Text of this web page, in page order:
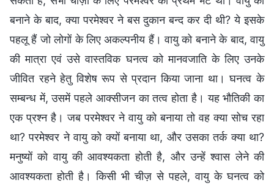
बनाने के बाद, क्या परमेश्वर ने बस दुकान बन्द कर दी थी? ये इसके
पहलू हैं जो लोगों के लिए अकल्पनीय हैं। वायु को बनाने के बाद, वायु
की मात्रा एवं उसे वास्तविक घनत्व को मानवजाति के लिए उनके
जीवित रहने हेतु विशेष रूप से प्रदान किया जाना था। घनत्व के
सम्बन्ध में, उसमें पहले आक्सीजन का तत्व होता है। यह भौतिकी का
एक प्रश्न है। जब परमेश्वर ने वायु को बनाया तो वह क्या सोच रहा
था? परमेश्वर ने वायु को क्यों बनाया था, और उसका तर्क क्या था?
मनुष्यों को वायु की आवश्यकता होती है, और उन्हें श्वास लेने की
आवश्यकता होती है। किसी भी चीज़ से पहले, वायु के घनत्व को